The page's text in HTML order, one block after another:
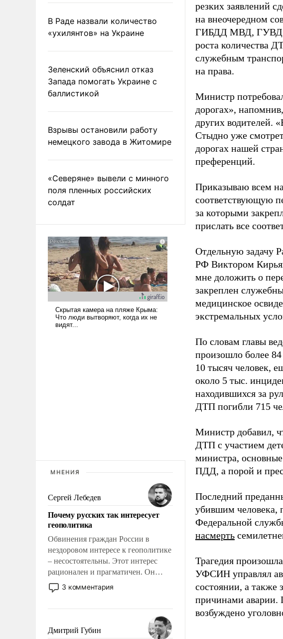
В Раде назвали количество
«ухилянтов» на Украине
Зеленский объяснил отказ
Запада помогать Украине с
баллистикой
Взрывы остановили работу
немецкого завода в Житомире
«Северяне» вывели с минного
поля пленных российских
солдат
МНЕНИЯ
Сергей Лебедев
Почему русских так интересует
геополитика
Обвинения граждан России в
нездоровом интересе к геополитике
– несостоятельны. Этот интерес
рационален и прагматичен. Он
обусловлен тысячелетним опытом
выживания в крайне непростых
знанием, что мировая политика
имеет свойство заявляться на порог
3 комментария
Дмитрий Губин
резких заявлений
на внеочередном
ГИБДД МВД, ГУВД
роста количества
служебным
на права.
Министр
дорогах»,
других водителей.
Стыдно уже
дорогах нашей
преференций.
Приказываю всем
соответствующую
за которыми
прислать все
Отдельную задачу
РФ Виктором
мне доложить о
закреплен
медицинское
экстремальных
По словам главы
произошло более
10 тысяч человек,
около 5 тыс.
находившихся за
ДТП погибли 715
Министр добавил,
ДТП с участием
министра,
ПДД, а порой и
Последний
убившим человека,
Федеральной
насмерть
Трагедия
УФСИН управлял
состоянии, а также
причинами аварии.
возбуждено